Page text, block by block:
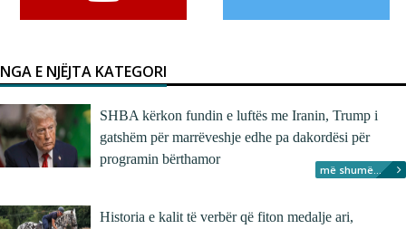
NGA E NJËJTA KATEGORI
SHBA kërkon fundin e luftës me Iranin, Trump i
gatshëm për marrëveshje edhe pa dakordësi për
programin bërthamor
më shumë...
Historia e kalit të verbër që fiton medalje ari,